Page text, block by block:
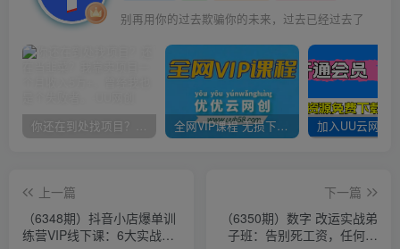
别再用你的过去欺骗你的未来，过去已经过去了
你还在到处找项目？还在当韭菜？我靠卖项目一个月收入5万+，曾经我也是个失败者。 全网VIP课程 无损下载~
上一篇
（6348期）抖音小店爆单训
练营VIP线下课：6大实战篇
下一篇
（6350期）数字 改运实战弟
子班：告别死工资，任何人